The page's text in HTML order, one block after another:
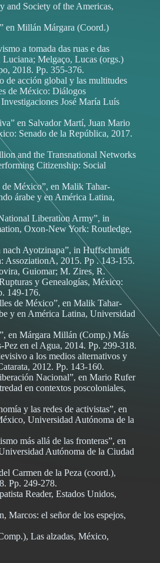
and Society of the Americas,
en Millán Márgara (Coord.)
a tomada das ruas e das
Melgaço, Lucas (orgs.)
2018. Pp. 355-376.
de acción global y las multitudes
de México: Diálogos
José María Luís
en Salvador Martí, Juan Mario
Senado de la República, 2017.
and the Transnational Networks
Citizenship: Social
de México”, en Malik Tahar-
árabe y en América Latina,
Liberation Army”, in
Oxon-New York: Routledge,
Ayotzinapa”, in Huffschmidt
AssoziationA, 2015. Pp . 143-155.
Guiomar; M. Zires, R.
y Genealogías, México:
149-176.
de México”, en Malik Tahar-
y en América Latina, Universidad
en Márgara Millán (Comp.) Más
en el Agua, 2014. Pp. 299-318.
a los medios alternativos y
2012. Pp. 143-160.
Nacional”, en Mario Rufer
en contextos poscoloniales,
y las redes de activistas”, en
Universidad Autónoma de la
más allá de las fronteras”, en
Autónoma de la Ciudad
Carmen de la Peza (coord.),
Pp. 249-278.
Reader, Estados Unidos,
Marcos: el señor de los espejos,
Las alzadas, México,